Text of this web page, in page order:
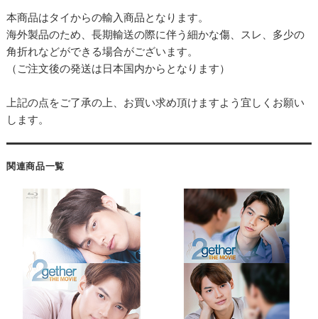
本商品はタイからの輸入商品となります。
海外製品のため、長期輸送の際に伴う細かな傷、スレ、多少の
角折れなどができる場合がございます。
（ご注文後の発送は日本国内からとなります）
上記の点をご了承の上、お買い求め頂けますよう宜しくお願い
します。
関連商品一覧